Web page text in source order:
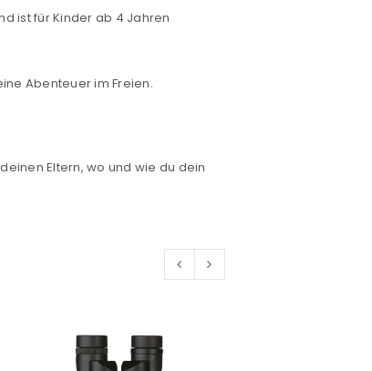
wird an deine E-
ist für Kinder ab 4 Jahren
Abenteuer im Freien.
Eltern, wo und wie du dein